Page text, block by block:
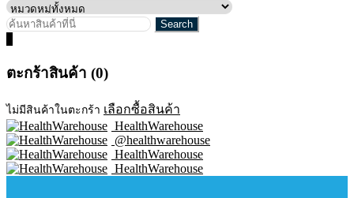
ตะกร้าสินค้า (0)
ไม่มีสินค้าในตะกร้า เลือกซื้อสินค้า
HealthWarehouse
@healthwarehouse
HealthWarehouse
HealthWarehouse